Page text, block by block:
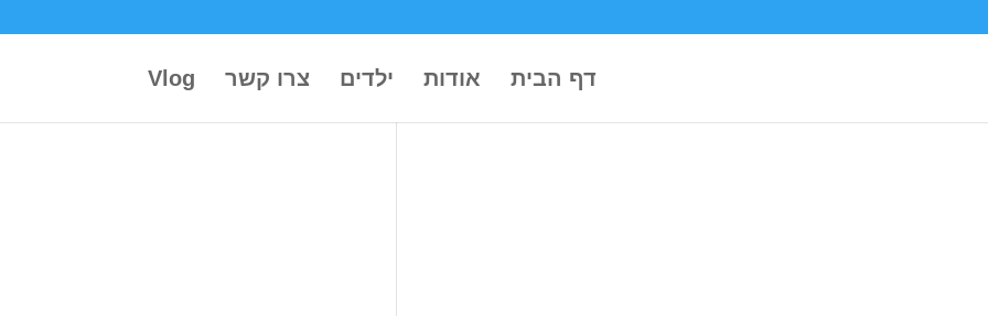
דף הבית אודות ילדים צרו קשר Vlog